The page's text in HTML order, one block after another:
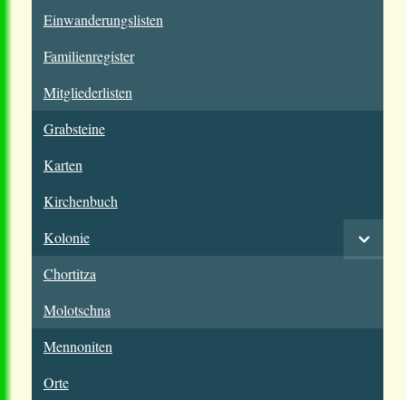
Einwanderungslisten
Familienregister
Mitgliederlisten
Grabsteine
Karten
Kirchenbuch
Kolonie
Chortitza
Molotschna
Mennoniten
Orte